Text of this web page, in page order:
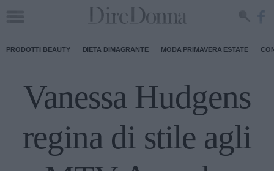
PRODOTTI BEAUTY DIETA DIMAGRANTE MODA PRIMAVERA ESTATE
Vanessa Hudgens
regina di stile agli